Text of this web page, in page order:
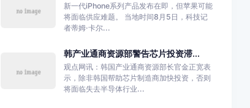
新一代iPhone系列产品发布在即，但苹果可能
将面临供应难题。 当地时间8月5日，科技记
者蒂姆·卡尔...
韩产业通商资源部警告芯片投资滞...
观点网讯：韩国产业通商资源部长官金正宽表
示，除非韩国帮助芯片制造商加快投资，否则
将面临失去半导体行业...